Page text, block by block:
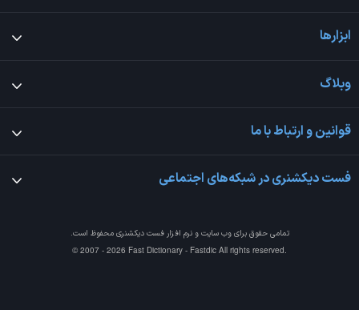
ابزارها
وبلاگ
قوانین و ارتباط با ما
فست دیکشنری در شبکه‌های اجتماعی
تمامی حقوق برای وب سایت و نرم افزارفست دیکشنری محفوظ است.
© 2007 - 2026 Fast Dictionary - Fastdic All rights reserved.